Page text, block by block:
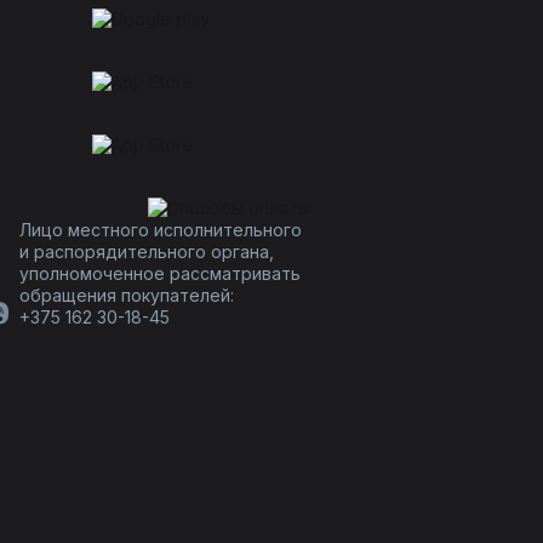
Лицо местного исполнительного
и распорядительного органа,
уполномоченное рассматривать
обращения покупателей:
+375 162 30-18-45